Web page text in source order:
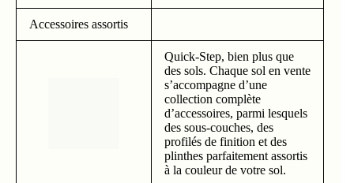
Accessoires assortis
Quick-Step, bien plus que
des sols. Chaque sol en vente
s’accompagne d’une
collection complète
d’accessoires, parmi lesquels
des sous-couches, des
profilés de finition et des
plinthes parfaitement assortis
à la couleur de votre sol.